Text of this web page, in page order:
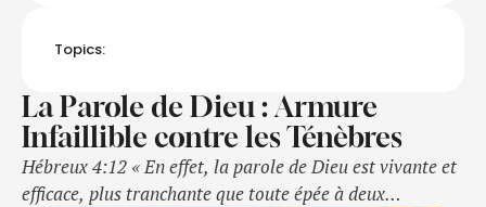
Topics:
La Parole de Dieu : Armure
Infaillible contre les Ténèbres
Hébreux 4:12 « En effet, la parole de Dieu est vivante et
efficace, plus tranchante que toute épée à deux